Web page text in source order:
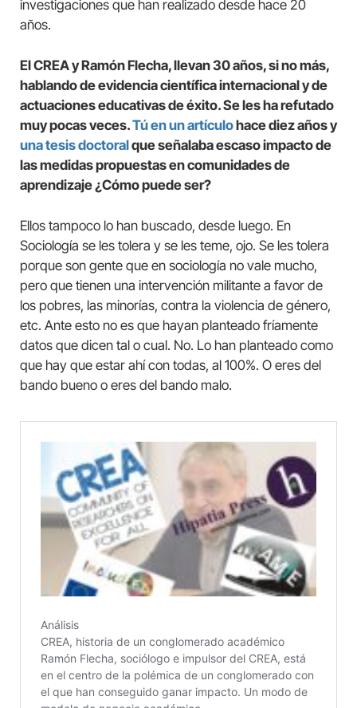
investigaciones que han realizado desde hace 20
años.
El CREA y Ramón Flecha, llevan 30 años, si no más,
hablando de evidencia científica internacional y de
actuaciones educativas de éxito. Se les ha refutado
muy pocas veces.Tú en un artículohace diez años y
una tesis doctoralque señalaba escaso impacto de
las medidas propuestas en comunidades de
aprendizaje ¿Cómo puede ser?
Ellos tampoco lo han buscado, desde luego. En
Sociología se les tolera y se les teme, ojo. Se les tolera
porque son gente que en sociología no vale mucho,
pero que tienen una intervención militante a favor de
los pobres, las minorías, contra la violencia de género,
etc. Ante esto no es que hayan planteado fríamente
datos que dicen tal o cual. No. Lo han planteado como
que hay que estar ahí con todas, al 100%. O eres del
bando bueno o eres del bando malo.